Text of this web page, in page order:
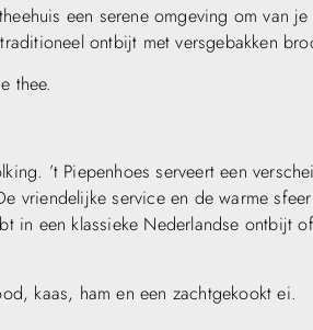
een serene omgeving om van
ontbijt met versgebakken
thee.
’t Piepenhoes serveert een
vriendelijke service en de warme
een klassieke Nederlandse ontbijt
kaas, ham en een zachtgekookt ei.